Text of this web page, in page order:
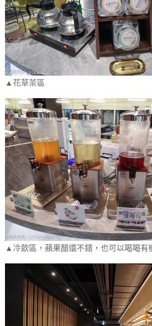
▲花草茶區
▲冷飲區，蘋果醋還不錯，也可以喝喝有